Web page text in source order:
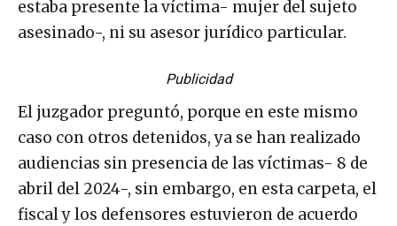
estaba presente la víctima- mujer del sujeto
asesinado-, ni su asesor jurídico particular.
Publicidad
El juzgador preguntó, porque en este mismo
caso con otros detenidos, ya se han realizado
audiencias sin presencia de las víctimas- 8 de
abril del 2024-, sin embargo, en esta carpeta, el
fiscal y los defensores estuvieron de acuerdo